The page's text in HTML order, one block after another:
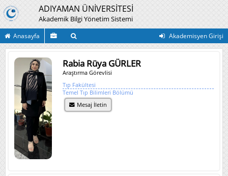
ADIYAMAN ÜNİVERSİTESİ
Akademik Bilgi Yönetim Sistemi
Anasayfa Akademisyen Girişi
Rabia Rüya GÜRLER
Araştırma Görevlisi
Tıp Fakültesi
Temel Tıp Bilimleri Bölümü
Mesaj İletin